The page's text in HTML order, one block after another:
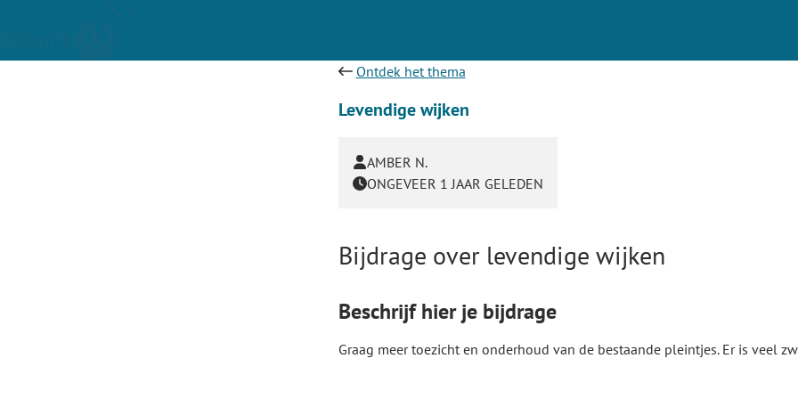
Ontdek het thema
Levendige wijken
AMBER N.
ONGEVEER 1 JAAR GELEDEN
Bijdrage over levendige wijken
Beschrijf hier je bijdrage
Graag meer toezicht en onderhoud van de bestaande pleintjes. Er is veel